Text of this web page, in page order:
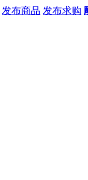
发布商品 发布求购